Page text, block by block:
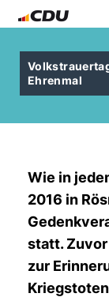
Ehrenmal
Wie in
2016 in
statt.
zur